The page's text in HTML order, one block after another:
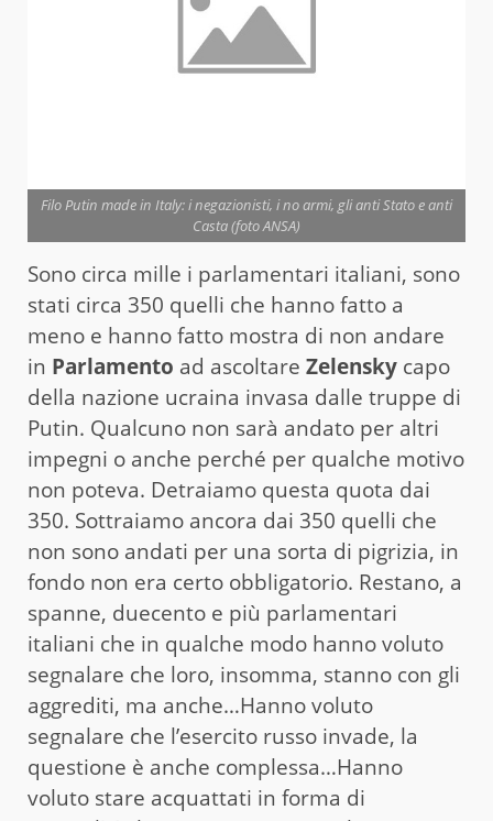
Filo Putin made in Italy: i negazionisti, i no armi, gli anti Stato e anti
Casta (foto ANSA)
Sono circa mille i parlamentari italiani, sono
stati circa 350 quelli che hanno fatto a
meno e hanno fatto mostra di non andare
in Parlamento ad ascoltare Zelensky capo
della nazione ucraina invasa dalle truppe di
Putin. Qualcuno non sarà andato per altri
impegni o anche perché per qualche motivo
non poteva. Detraiamo questa quota dai
350. Sottraiamo ancora dai 350 quelli che
non sono andati per una sorta di pigrizia, in
fondo non era certo obbligatorio. Restano, a
spanne, duecento e più parlamentari
italiani che in qualche modo hanno voluto
segnalare che loro, insomma, stanno con gli
aggrediti, ma anche…Hanno voluto
segnalare che l’esercito russo invade, la
questione è anche complessa…Hanno
voluto stare acquattati in forma di